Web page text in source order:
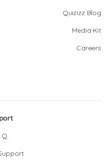
Quizizz Blog
Media Kit
Careers